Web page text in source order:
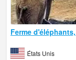
Ferme
États Unis